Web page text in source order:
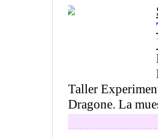
Taller
Dragone. La